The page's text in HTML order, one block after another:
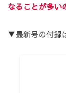
なることが多い
▼最新号の付録